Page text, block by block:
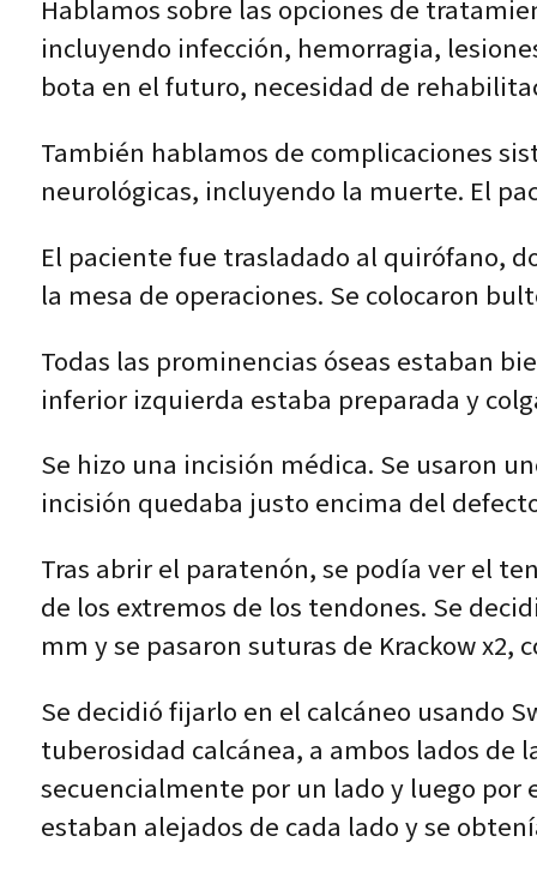
Hablamos sobre las opciones de
incluyendo infección, hemorragia,
bota en el futuro, necesidad de
También hablamos de complicaciones
neurológicas, incluyendo la muerte. El
El paciente fue trasladado al quirófano,
la mesa de operaciones. Se colocaron
Todas las prominencias óseas estaban
inferior izquierda estaba preparada y
Se hizo una incisión médica. Se usaron
incisión quedaba justo encima del
Tras abrir el paratenón, se podía ver el
de los extremos de los tendones. Se
mm y se pasaron suturas de Krackow
Se decidió fijarlo en el calcáneo usando
tuberosidad calcánea, a ambos lados de
secuencialmente por un lado y luego
estaban alejados de cada lado y se